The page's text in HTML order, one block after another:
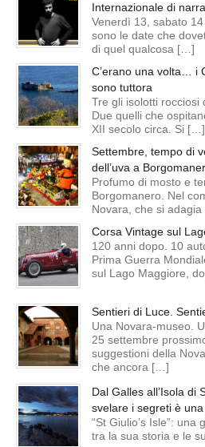
Internazionale di
Venerdì 13, sabato
sono le date che
di quel qualcosa […]
C’erano una volta… i
sono tuttora
Tre gli isolotti rocciosi
Due quelli che
XII secolo circa. Si […]
Settembre, tempo di
dell’uva a
Profumo di mosto e
Borgomanero. Nel
Novara, che si
Corsa Vintage sul
120 anni dopo. 10
Prima Guerra
sul Lago Maggiore,
Sentieri di Luce.
Una Novara-museo.
25 settembre
suggestioni della
che ancora […]
Dal Galles all’Isola di
svelare i segreti è
“St Giulio’s Isle”: una
tra la sua storia e le